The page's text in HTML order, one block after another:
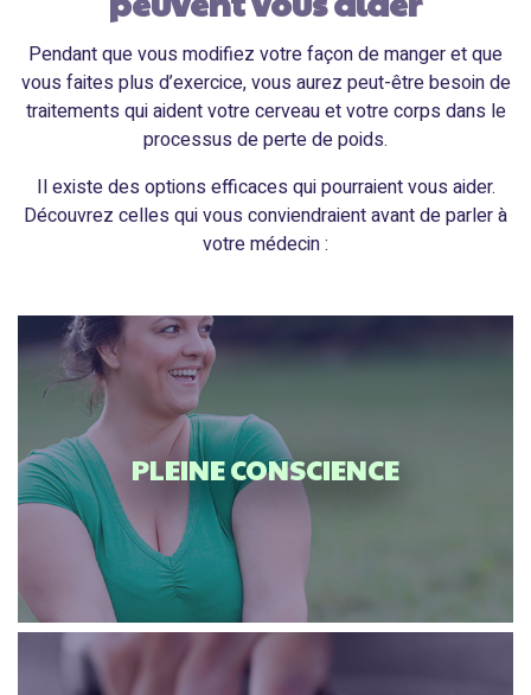
Pendant que vous modifiez votre façon de manger et que
vous faites plus d’exercice, vous aurez peut-être besoin de
traitements qui aident votre cerveau et votre corps dans le
processus de perte de poids.
Il existe des options efficaces qui pourraient vous aider.
Découvrez celles qui vous conviendraient avant de parler à
votre médecin :
PLEINE CONSCIENCE